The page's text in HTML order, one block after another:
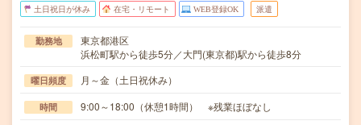
土日祝日が休み 在宅・リモート WEB登録OK 派遣
勤務地
東京都港区
浜松町駅から徒歩5分／大門(東京都)駅から徒歩8分
曜日頻度 月～金（土日祝休み）
時間 9:00～18:00（休憩1時間） ※残業ほぼなし